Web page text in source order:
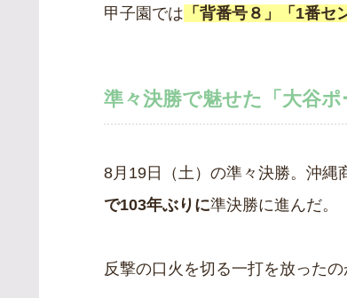
甲子園では 「背番号８」「1番セ
準々決勝で魅せた「大谷ポ
8月19日（土）の準々決勝。沖縄
で103年ぶりに準決勝に進んだ。
反撃の口火を切る一打を放ったの